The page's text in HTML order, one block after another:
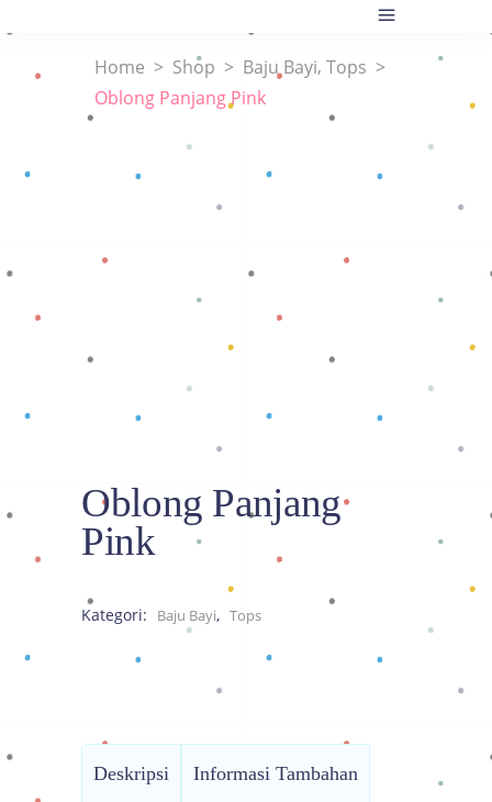
Home > Shop > Baju Bayi, Tops >
Oblong Panjang Pink
Oblong Panjang
Pink
Kategori: Baju Bayi, Tops
Deskripsi Informasi Tambahan